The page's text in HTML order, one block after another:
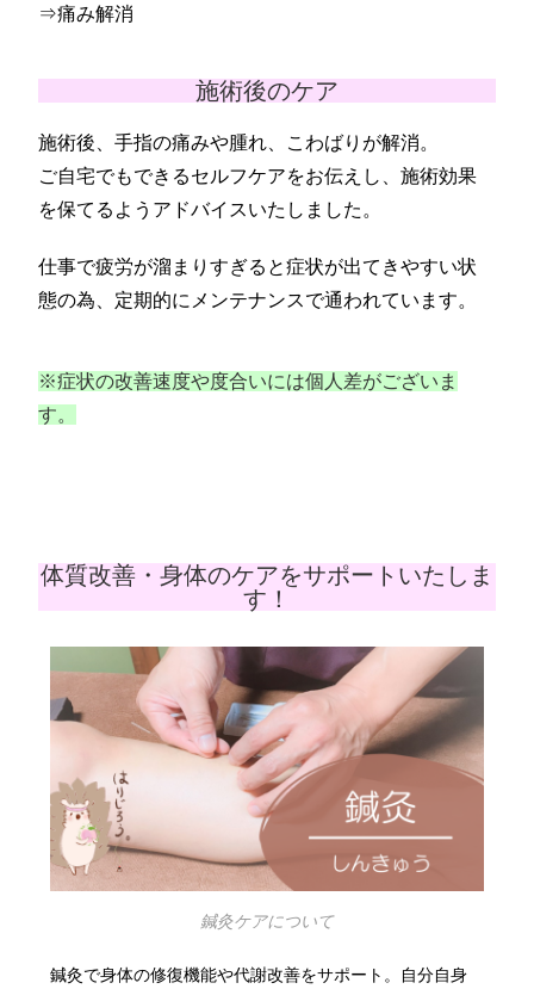
⇒痛み解消
施術後のケア
施術後、手指の痛みや腫れ、こわばりが解消。
ご自宅でもできるセルフケアをお伝えし、施術効果
を保てるようアドバイスいたしました。
仕事で疲労が溜まりすぎると症状が出てきやすい状
態の為、定期的にメンテナンスで通われています。
※症状の改善速度や度合いには個人差がございま
す。
体質改善・身体のケアをサポートいたしま
す！
鍼灸ケアについて
鍼灸で身体の修復機能や代謝改善をサポート。自分自身